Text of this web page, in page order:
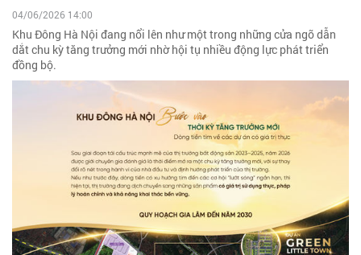
04/06/2026 14:00
Khu Đông Hà Nội đang nổi lên như một trong những cửa ngõ dẫn
dắt chu kỳ tăng trưởng mới nhờ hội tụ nhiều động lực phát triển
đồng bộ.